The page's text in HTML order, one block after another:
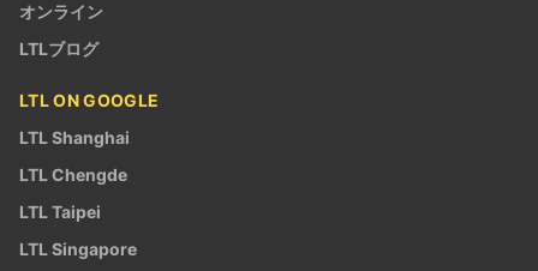
オンライン
LTLブログ
LTL ON GOOGLE
LTL Shanghai
LTL Chengde
LTL Taipei
LTL Singapore